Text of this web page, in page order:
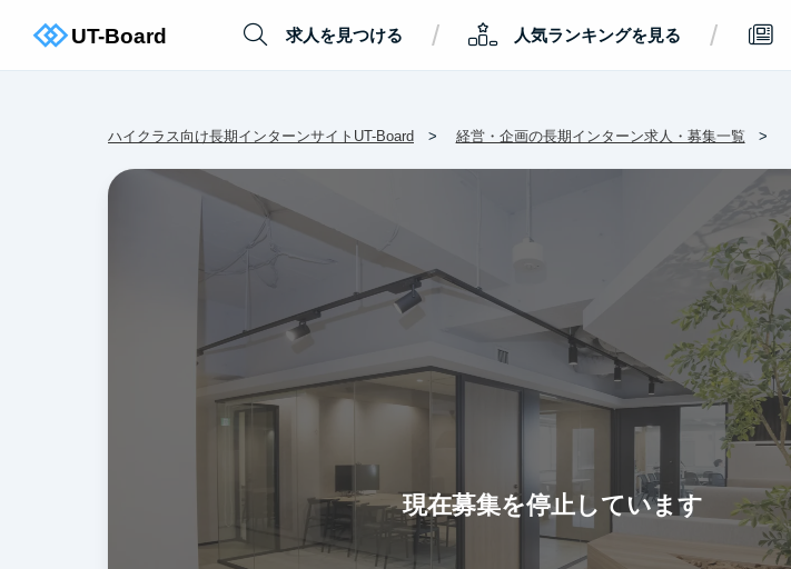
求人を見つける / 人気ランキングを見る /
ハイクラス向け長期インターンサイトUT-Board 経営・企画の長期インターン求人・募集一覧
現在募集を停止しています